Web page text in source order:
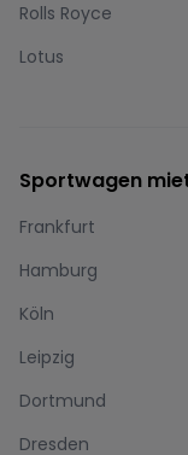
Rolls Royce
Lotus
Sportwagen
Frankfurt
Hamburg
Köln
Leipzig
Dortmund
Dresden